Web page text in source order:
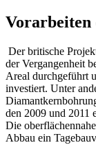
Der britische
der Vergangenheit
Areal durchgeführt
investiert. Unter
den 2009 und 2011
Die
Abbau ein